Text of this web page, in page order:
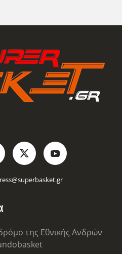
της Εθνικής Ανδρών